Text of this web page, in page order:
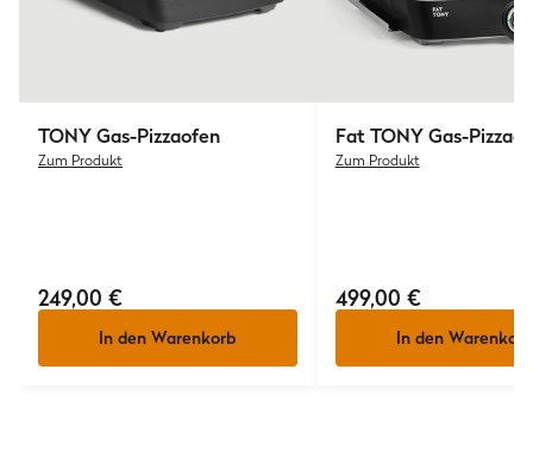
TONYGas-Pizzaofen
Zum Produkt
249,00 €
In den Warenkorb
Fat TONYGas-
Zum Produkt
499,00 €
In den Warenkorb